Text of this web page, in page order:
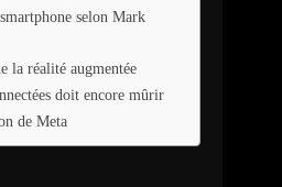
selon Mark
la réalité augmentée
doit encore mûrir
de Meta